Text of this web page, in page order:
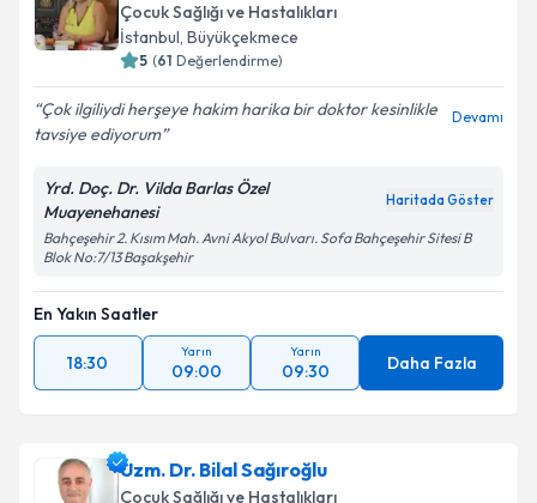
Çocuk Sağlığı ve Hastalıkları
İstanbul, Büyükçekmece
5 (61 Değerlendirme)
Çok ilgiliydi herşeye hakim harika bir doktor kesinlikle
tavsiye ediyorum
Devamı
Yrd. Doç. Dr. Vilda Barlas Özel
Muayenehanesi
Haritada Göster
Bahçeşehir 2. Kısım Mah. Avni Akyol Bulvarı. Sofa Bahçeşehir Sitesi B
Blok No:7/13 Başakşehir
En Yakın Saatler
18:30
Yarın
09:00
Yarın
09:30 Daha Fazla
Uzm. Dr. Bilal Sağıroğlu
Çocuk Sağlığı ve Hastalıkları